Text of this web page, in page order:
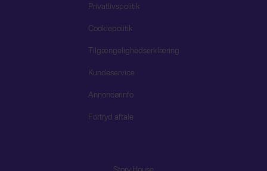
Privatlivspolitik
Cookiepolitik
Tilgængelighedserklæring
Kundeservice
Annoncørinfo
Fortryd aftale